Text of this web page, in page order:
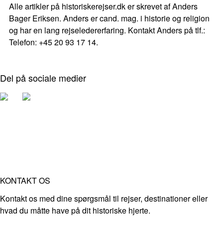
Alle artikler på historiskerejser.dk er skrevet af Anders
Bager Eriksen. Anders er cand. mag. i historie og religion
og har en lang rejseledererfaring. Kontakt Anders på tlf.:
Telefon: +45 20 93 17 14.
Del på sociale medier
KONTAKT OS
Kontakt os med dine spørgsmål til rejser, destinationer eller
hvad du måtte have på dit historiske hjerte.